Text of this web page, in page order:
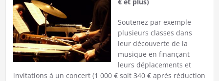
Soutenez par exemple
plusieurs classes dans
leur découverte de la
musique en finançant
leurs déplacements et
invitations à un concert (1 000 € soit 340 € après réduction